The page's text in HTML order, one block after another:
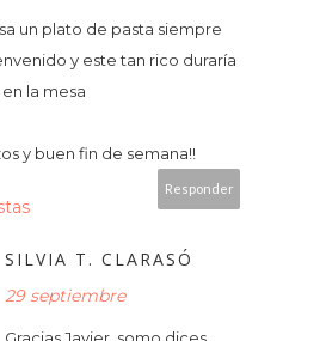
un plato de pasta siempre
y este tan rico duraría
la mesa
y buen fin de semana!!
Responder
SILVIA T. CLARASÓ
29 septiembre